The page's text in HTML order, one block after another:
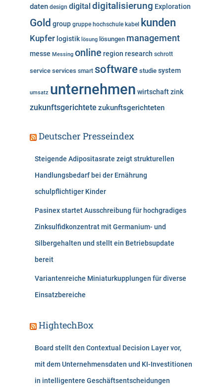
n
daten design digital digitalisierung Exploration
Gold group gruppe hochschule kabel kunden
Kupfer logistik lösung lösungen management
messe Messing online region research schrott
service services smart software studie system
umsatz unternehmen wirtschaftzink
zukunftsgerichtete zukunftsgerichteten
Deutscher Presseindex
Steigende Adipositasrate zeigt strukturellen
Handlungsbedarf bei der Ernährung
schulpflichtiger Kinder
Pasinex startet Ausschreibung für hochgradiges
Zinksulfidkonzentrat mit Germanium- und
Silbergehalten und stellt ein Betriebsupdate
bereit
Variantenreiche Miniaturkupplungen für diverse
Einsatzbereiche
HightechBox
Board stellt den Contextual Decision Layer vor,
mit dem Unternehmensdaten und KI-Investitionen
in intelligentere Geschäftsentscheidungen